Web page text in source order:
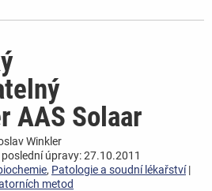
AAS Solaar
Winkler
úpravy: 27.10.2011
, Patologie a soudní lékařství|
metod